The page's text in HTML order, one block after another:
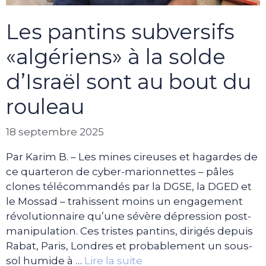
Les pantins subversifs
«algériens» à la solde
d’Israël sont au bout du
rouleau
18 septembre 2025
Par Karim B. – Les mines cireuses et hagardes de
ce quarteron de cyber-marionnettes – pâles
clones télécommandés par la DGSE, la DGED et
le Mossad – trahissent moins un engagement
révolutionnaire qu’une sévère dépression post-
manipulation. Ces tristes pantins, dirigés depuis
Rabat, Paris, Londres et probablement un sous-
sol humide à … Lire la suite